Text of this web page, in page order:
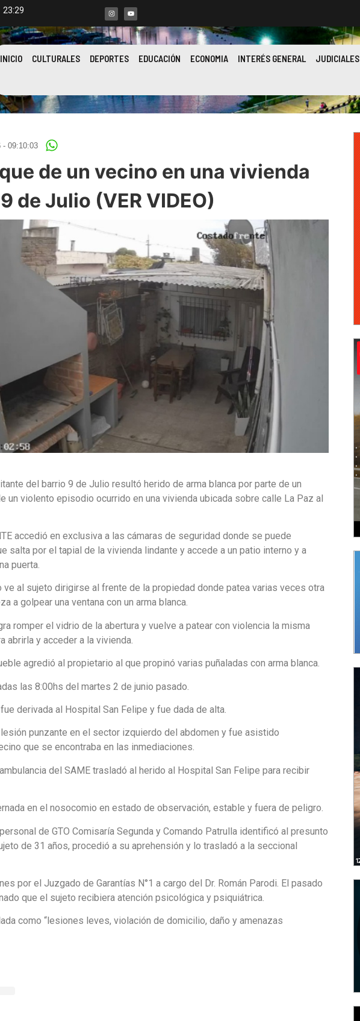
23:29
INICIO CULTURALES DEPORTES EDUCACIÓN ECONOMIA INTERÉS GENERAL JUDICIALES
- 09:10:03
de un vecino en una vivienda
de Julio (VER VIDEO)
del barrio 9 de Julio resultó herido de arma blanca por parte de un
un violento episodio ocurrido en una vivienda ubicada sobre calle La Paz al
accedió en exclusiva a las cámaras de seguridad donde se puede
salta por el tapial de la vivienda lindante y accede a un patio interno y a
puerta.
ve al sujeto dirigirse al frente de la propiedad donde patea varias veces otra
a golpear una ventana con un arma blanca.
romper el vidrio de la abertura y vuelve a patear con violencia la misma
abrirla y acceder a la vivienda.
agredió al propietario al que propinó varias puñaladas con arma blanca.
las 8:00hs del martes 2 de junio pasado.
derivada al Hospital San Felipe y fue dada de alta.
lesión punzante en el sector izquierdo del abdomen y fue asistido
que se encontraba en las inmediaciones.
del SAME trasladó al herido al Hospital San Felipe para recibir
en el nosocomio en estado de observación, estable y fuera de peligro.
de GTO Comisaría Segunda y Comando Patrulla identificó al presunto
de 31 años, procedió a su aprehensión y lo trasladó a la seccional
por el Juzgado de Garantías N°1 a cargo del Dr. Román Parodi. El pasado
que el sujeto recibiera atención psicológica y psiquiátrica.
como “lesiones leves, violación de domicilio, daño y amenazas